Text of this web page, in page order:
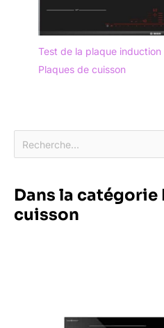
Test de la plaque induction
Plaques de cuisson
Dans la catégorie
cuisson